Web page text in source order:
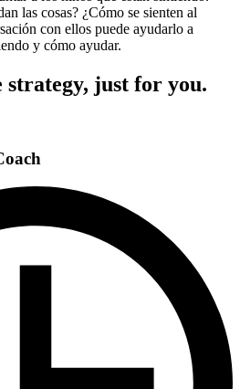
las cosas? ¿Cómo se sienten al
con ellos puede ayudarlo a
y cómo ayudar.
strategy, just for you.